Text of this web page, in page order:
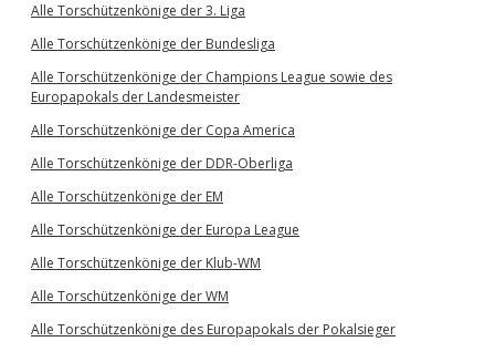
Alle Torschützenkönige der 3. Liga
Alle Torschützenkönige der Bundesliga
Alle Torschützenkönige der Champions League sowie des
Europapokals der Landesmeister
Alle Torschützenkönige der Copa America
Alle Torschützenkönige der DDR-Oberliga
Alle Torschützenkönige der EM
Alle Torschützenkönige der Europa League
Alle Torschützenkönige der Klub-WM
Alle Torschützenkönige der WM
Alle Torschützenkönige des Europapokals der Pokalsieger